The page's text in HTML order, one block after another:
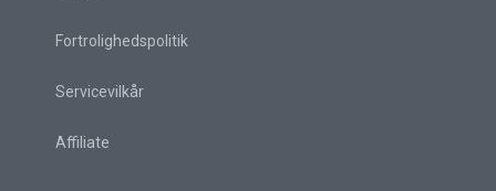
Fortrolighedspolitik
Servicevilkår
Affiliate